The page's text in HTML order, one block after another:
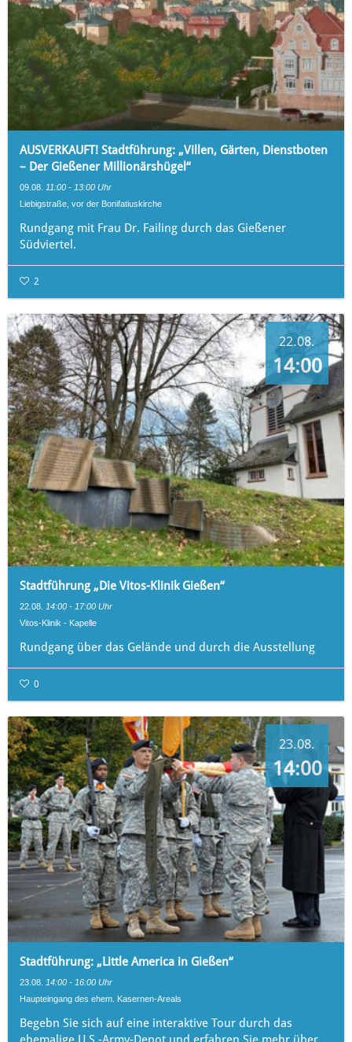
AUSVERKAUFT! Stadtführung: „Villen, Gärten, Dienstboten
– Der Gießener Millionärshügel“
09.08. 11:00 - 13:00 Uhr
Liebigstraße, vor der Bonifatiuskirche
Rundgang mit Frau Dr. Failing durch das Gießener
Südviertel.
2
22.08.
14:00
Stadtführung „Die Vitos-Klinik Gießen“
22.08. 14:00 - 17:00 Uhr
Vitos-Klinik - Kapelle
Rundgang über das Gelände und durch die Ausstellung
0
23.08.
14:00
Stadtführung: „Little America in Gießen“
23.08. 14:00 - 16:00 Uhr
Haupteingang des ehem. Kasernen-Areals
Begebn Sie sich auf eine interaktive Tour durch das